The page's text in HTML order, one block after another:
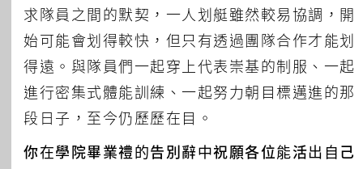
求隊員之間的默契，一人划艇雖然較易協調，開
始可能會划得較快，但只有透過團隊合作才能划
得遠。與隊員們一起穿上代表崇基的制服、一起
進行密集式體能訓練、一起努力朝目標邁進的那
段日子，至今仍歷歷在目。
你在學院畢業禮的告別辭中祝願各位能活出自己